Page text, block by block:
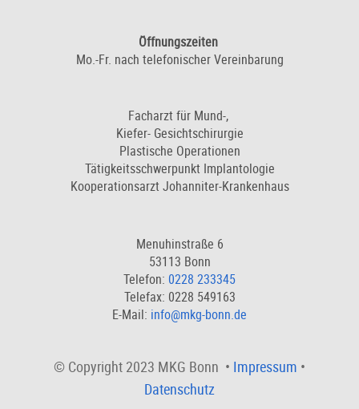
Öffnungszeiten
Mo.-Fr. nach telefonischer Vereinbarung
Facharzt für Mund-,
Kiefer- Gesichtschirurgie
Plastische Operationen
Tätigkeitsschwerpunkt Implantologie
Kooperationsarzt Johanniter-Krankenhaus
Menuhinstraße 6
53113 Bonn
Telefon: 0228 233345
Telefax: 0228 549163
E-Mail: info@mkg-bonn.de
© Copyright 2023 MKG Bonn • Impressum •
Datenschutz